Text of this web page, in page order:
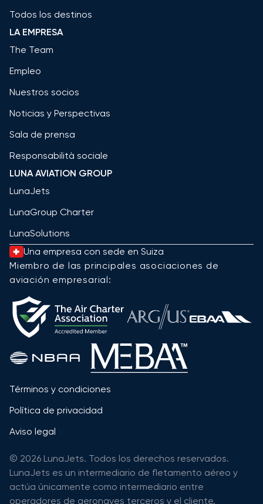
Todos los destinos
LA EMPRESA
The Team
Empleo
Nuestros socios
Noticias y Perspectivas
Sala de prensa
Responsabilità sociale
LUNA AVIATION GROUP
LunaJets
LunaGroup Charter
LunaSolutions
Una empresa con sede en Suiza
Miembro de las principales asociaciones de
aviación empresarial:
Términos y condiciones
Política de privacidad
Aviso legal
© 2026 LunaJets. Todos los derechos reservados.
LunaJets es un intermediario de fletamento aéreo y
actúa únicamente como intermediario entre
operadores de aeronaves terceros y el cliente.